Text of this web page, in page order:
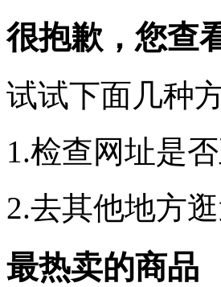
很抱歉，您查
试试下面几种
1.检查网址是
2.去其他地方逛
最热卖的商品